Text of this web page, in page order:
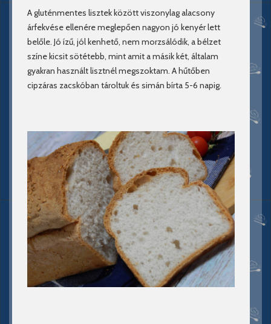
A gluténmentes lisztek között viszonylag alacsony
árfekvése ellenére meglepően nagyon jó kenyér lett
belőle. Jó ízű, jól kenhető, nem morzsálódik, a bélzet
színe kicsit sötétebb, mint amit a másik két, általam
gyakran használt lisztnél megszoktam. A hűtőben
cipzáras zacskóban tároltuk és simán bírta 5-6 napig.